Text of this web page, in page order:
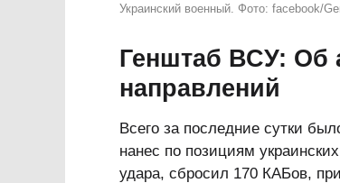
Украинский военный. Фото: facebook/
Генштаб ВСУ: Об
направлений
Всего за последние сутки
нанес по позициям
удара, сбросил 170 КАБов,